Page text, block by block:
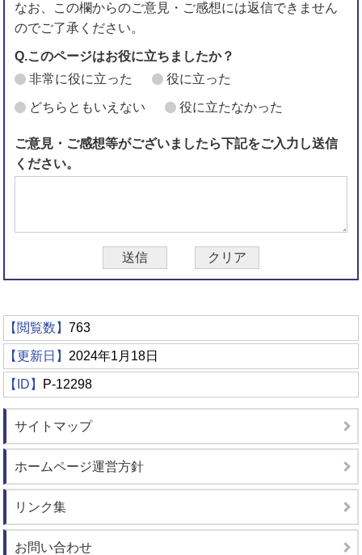
なお、この欄からのご意見・ご感想には返信できません
のでご了承ください。
Q.このページはお役に立ちましたか？
非常に役に立った
役に立った
どちらともいえない 役に立たなかった
ご意見・ご感想等がございましたら下記をご入力し送信
ください。
【閲覧数】763
【更新日】 2024年1月18日
【ID】 P-12298
サイトマップ
ホームページ運営方針
リンク集
お問い合わせ